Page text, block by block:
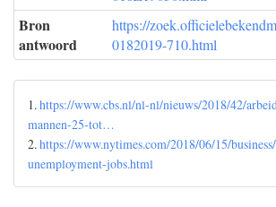
Bron
antwoord
https://
0182019-710.html
1.https://www.cbs.nl/nl-nl/nieuws/2018/42/
mannen-25-tot…
2.https://www.nytimes.com/2018/06/15/
unemployment-jobs.html